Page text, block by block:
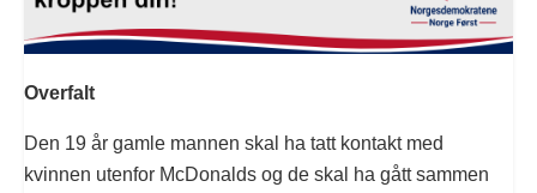
Overfalt
Den 19 år gamle mannen skal ha tatt kontakt med
kvinnen utenfor McDonalds og de skal ha gått sammen